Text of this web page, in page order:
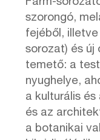
szorongó,
fejéből,
sorozat) és új
temető: a
nyughelye,
a kulturális
és az
a botanikai